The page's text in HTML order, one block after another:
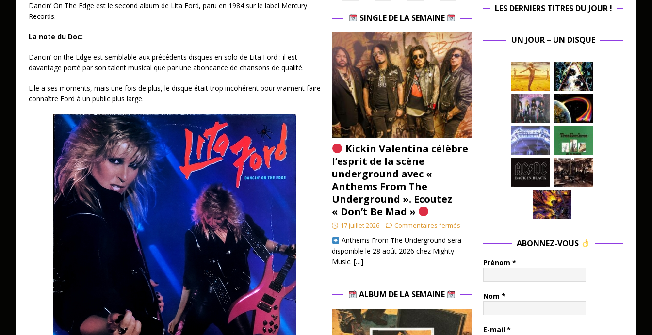
Dancin’ On The Edge est le second album de Lita Ford, paru en 1984 sur le label Mercury
Records.
La note du Doc:
Dancin’ on the Edge est semblable aux précédents disques en solo de Lita Ford : il est
davantage porté par son talent musical que par une abondance de chansons de qualité.
Elle a ses moments, mais une fois de plus, le disque était trop incohérent pour vraiment faire
connaître Ford à un public plus large.
SINGLE DE LA SEMAINE
Kickin Valentina célèbre
l’esprit de la scène
underground avec «
Anthems From The
Underground ». Ecoutez
« Don’t Be Mad »
17 juillet 2026 Commentaires fermés
​ Anthems From The Underground sera
disponible le 28 août 2026 chez Mighty
Music. […]
ALBUM DE LA SEMAINE
LES DERNIERS TITRES DU JOUR !
UN JOUR – UN DISQUE
ABONNEZ-VOUS
Prénom *
Nom *
E-mail *